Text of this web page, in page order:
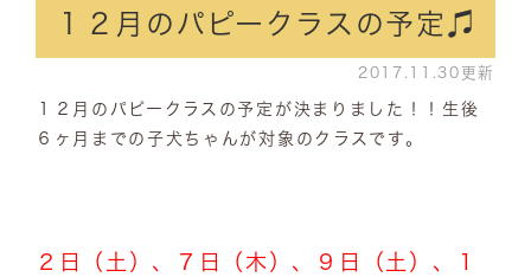
１２月のパピークラスの予定♫
2017.11.30更新
１２月のパピークラスの予定が決まりました！！生後
６ヶ月までの子犬ちゃんが対象のクラスです。
２日（土）、７日（木）、９日（土）、１